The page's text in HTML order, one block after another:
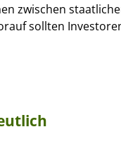
zwischen
sollten